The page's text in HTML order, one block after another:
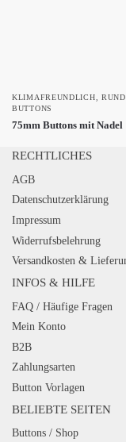
KLIMAFREUNDLICH
BUTTONS
75mm Buttons mit Nadel
RECHTLICHES
AGB
Datenschutzerklärung
Impressum
Widerrufsbelehrung
Versandkosten &
INFOS & HILFE
FAQ / Häufige Fragen
Mein Konto
B2B
Zahlungsarten
Button Vorlagen
BELIEBTE SEITEN
Buttons / Shop